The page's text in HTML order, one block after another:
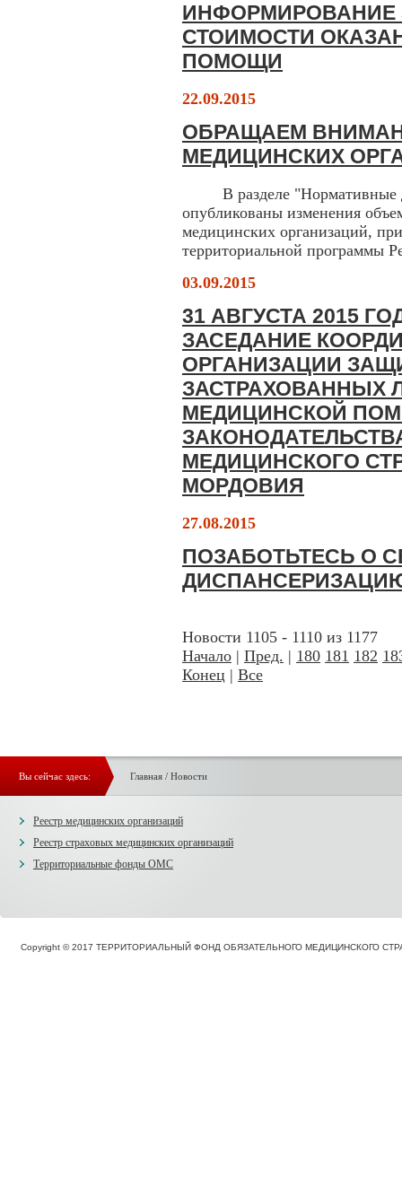
ИНФОРМИРОВАНИЕ
СТОИМОСТИ
ПОМОЩИ
22.09.2015
ОБРАЩАЕМ
МЕДИЦИНСКИХ
В разделе "Нормативные
опубликованы изменения
медицинских организаций,
территориальной программы
03.09.2015
31 АВГУСТА 2015
ЗАСЕДАНИЕ
ОРГАНИЗАЦИИ
ЗАСТРАХОВАННЫХ
МЕДИЦИНСКОЙ
МЕДИЦИНСКОГО
МОРДОВИЯ
27.08.2015
ПОЗАБОТЬТЕСЬ О
Новости 1105 - 1110 из 1177
Начало | Пред. | 180 181 182
Конец | Все
Вы сейчас здесь: Главная/ Новости
Реестр медицинских организаций
Реестр страховых медицинских организаций
Территориальные фонды ОМС
Copyright © 2017 ТЕРРИТОРИАЛЬНЫЙ ФОНД ОБЯЗАТЕЛЬНОГО МЕДИЦИНСКОГО